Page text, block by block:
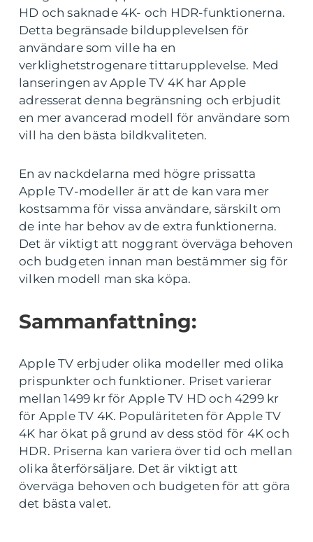
HD och saknade 4K- och HDR-funktionerna.
Detta begränsade bildupplevelsen för
användare som ville ha en
verklighetstrogenare tittarupplevelse. Med
lanseringen av Apple TV 4K har Apple
adresserat denna begränsning och erbjudit
en mer avancerad modell för användare som
vill ha den bästa bildkvaliteten.
En av nackdelarna med högre prissatta
Apple TV-modeller är att de kan vara mer
kostsamma för vissa användare, särskilt om
de inte har behov av de extra funktionerna.
Det är viktigt att noggrant överväga behoven
och budgeten innan man bestämmer sig för
vilken modell man ska köpa.
Sammanfattning:
Apple TV erbjuder olika modeller med olika
prispunkter och funktioner. Priset varierar
mellan 1499 kr för Apple TV HD och 4299 kr
för Apple TV 4K. Populäriteten för Apple TV
4K har ökat på grund av dess stöd för 4K och
HDR. Priserna kan variera över tid och mellan
olika återförsäljare. Det är viktigt att
överväga behoven och budgeten för att göra
det bästa valet.